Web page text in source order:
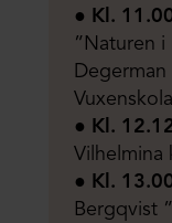
●
Kl.
”Naturen i
● Kl.
Vilhelmina
●
Kl.
Bergqvist